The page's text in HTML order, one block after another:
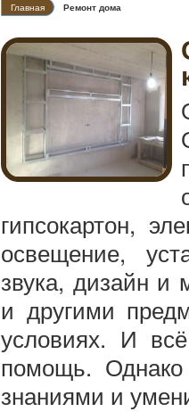
Главная Ремонт дома
гипсокартон,
освещение,
звука, дизайн
и другими
условиях. И
помощь.
знаниями и